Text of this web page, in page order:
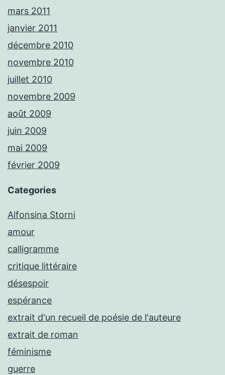
mars 2011
janvier 2011
décembre 2010
novembre 2010
juillet 2010
novembre 2009
août 2009
juin 2009
mai 2009
février 2009
Categories
Alfonsina Storni
amour
calligramme
critique littéraire
désespoir
espérance
extrait d'un recueil de poésie de l'auteure
extrait de roman
féminisme
guerre